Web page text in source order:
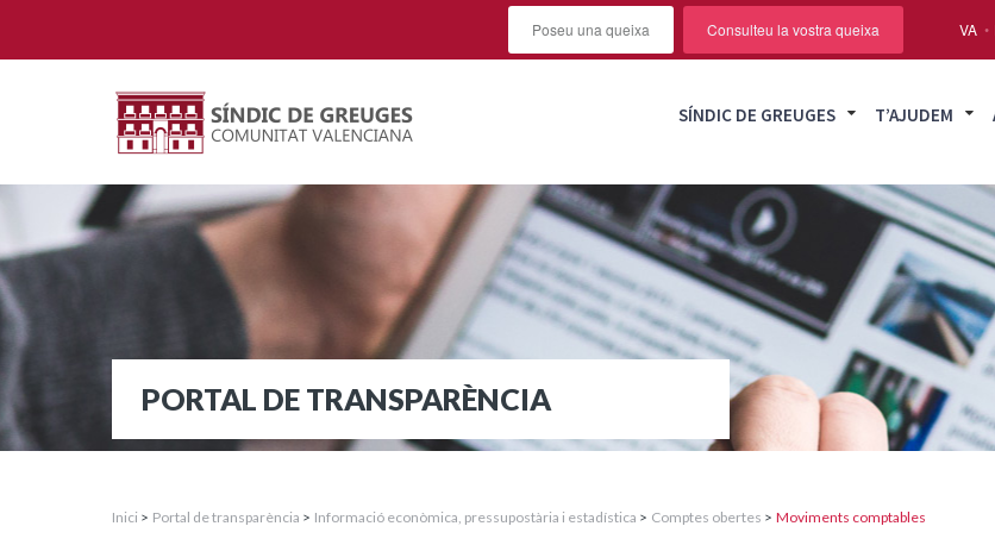
VA
Poseu una queixa Consulteu la vostra queixa
SÍNDIC DE GREUGES T’AJUDEM
PORTAL DE TRANSPARÈNCIA
Inici > Portal de transparència > Informació econòmica, pressupostària i estadística > Comptes obertes > Moviments comptables